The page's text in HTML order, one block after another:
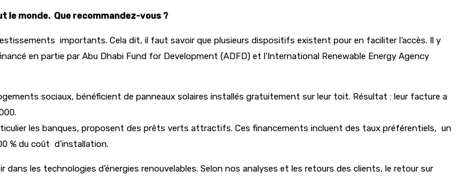
le monde. Que recommandez-vous ?
importants. Cela dit, il faut savoir que plusieurs dispositifs existent pour en faciliter l’accès. Il y
en partie par Abu Dhabi Fund for Development (ADFD) et l’International Renewable Energy Agency
sociaux, bénéficient de panneaux solaires installés gratuitement sur leur toit. Résultat : leur facture a
les banques, proposent des prêts verts attractifs. Ces financements incluent des taux préférentiels, un
% du coût d’installation.
les technologies d’énergies renouvelables. Selon nos analyses et les retours des clients, le retour sur